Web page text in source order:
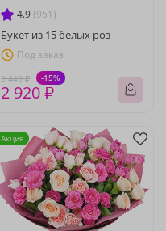
4.9 (951)
Букет из 15 белых роз
Под заказ
3 440 ₽ -15%
2 920 ₽
Акция